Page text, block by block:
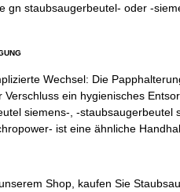
gn staubsaugerbeutel- oder -
Wechsel: Die
ein hygienisches
siemens-, -staubsaugerbeutel
ist eine ähnliche
Shop, kaufen Sie